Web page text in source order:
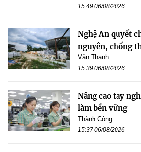
15:49 06/08/2026
Nghệ An quyết
nguyên, chống
Văn Thanh
15:39 06/08/2026
Nâng cao tay
làm bền vững
Thành Công
15:37 06/08/2026